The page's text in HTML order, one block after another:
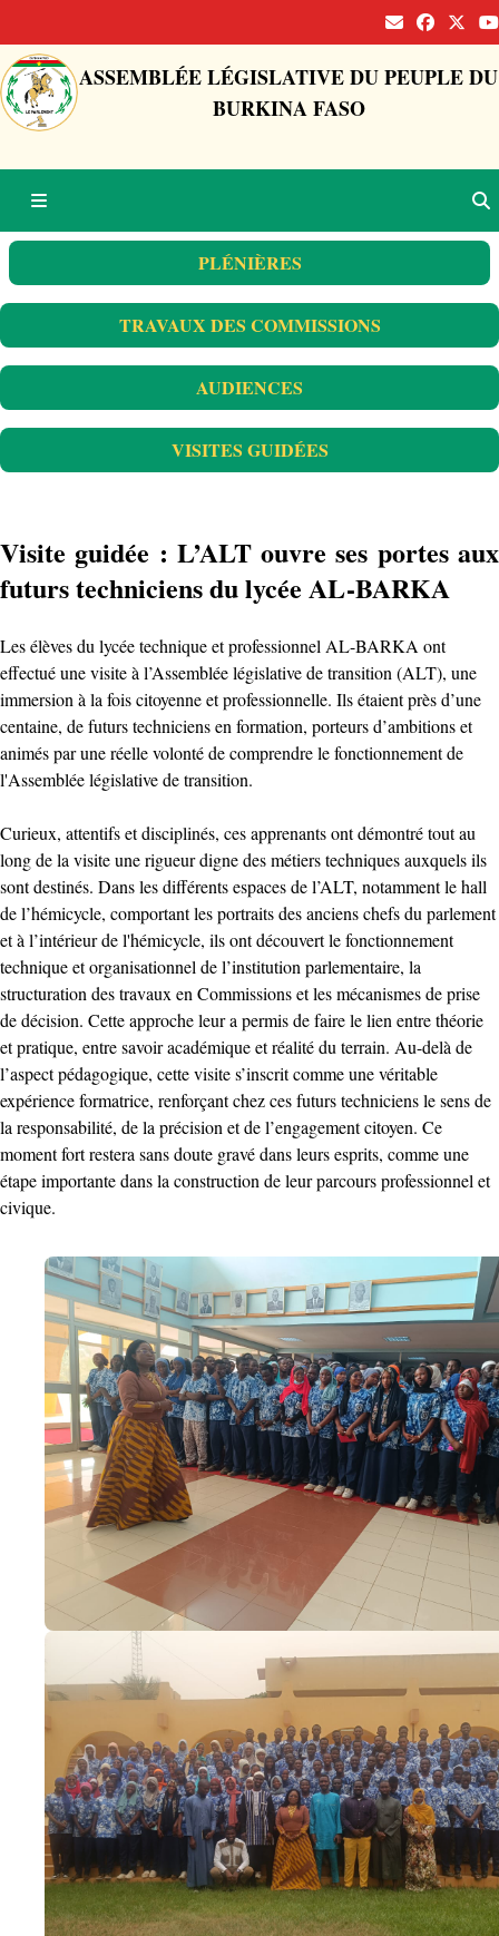
ASSEMBLÉE LÉGISLATIVE DU PEUPLE DU
BURKINA FASO
PLÉNIÈRES
TRAVAUX DES COMMISSIONS
AUDIENCES
VISITES GUIDÉES
Visite guidée : L’ALT ouvre ses portes aux
futurs techniciens du lycée AL-BARKA
Les élèves du lycée technique et professionnel AL-BARKA ont
effectué une visite à l’Assemblée législative de transition (ALT), une
immersion à la fois citoyenne et professionnelle. Ils étaient près d’une
centaine, de futurs techniciens en formation, porteurs d’ambitions et
animés par une réelle volonté de comprendre le fonctionnement de
l'Assemblée législative de transition.
Curieux, attentifs et disciplinés, ces apprenants ont démontré tout au
long de la visite une rigueur digne des métiers techniques auxquels ils
sont destinés. Dans les différents espaces de l’ALT, notamment le hall
de l’hémicycle, comportant les portraits des anciens chefs du parlement
et à l’intérieur de l'hémicycle, ils ont découvert le fonctionnement
technique et organisationnel de l’institution parlementaire, la
structuration des travaux en Commissions et les mécanismes de prise
de décision. Cette approche leur a permis de faire le lien entre théorie
et pratique, entre savoir académique et réalité du terrain. Au-delà de
l’aspect pédagogique, cette visite s’inscrit comme une véritable
expérience formatrice, renforçant chez ces futurs techniciens le sens de
la responsabilité, de la précision et de l’engagement citoyen. Ce
moment fort restera sans doute gravé dans leurs esprits, comme une
étape importante dans la construction de leur parcours professionnel et
civique.